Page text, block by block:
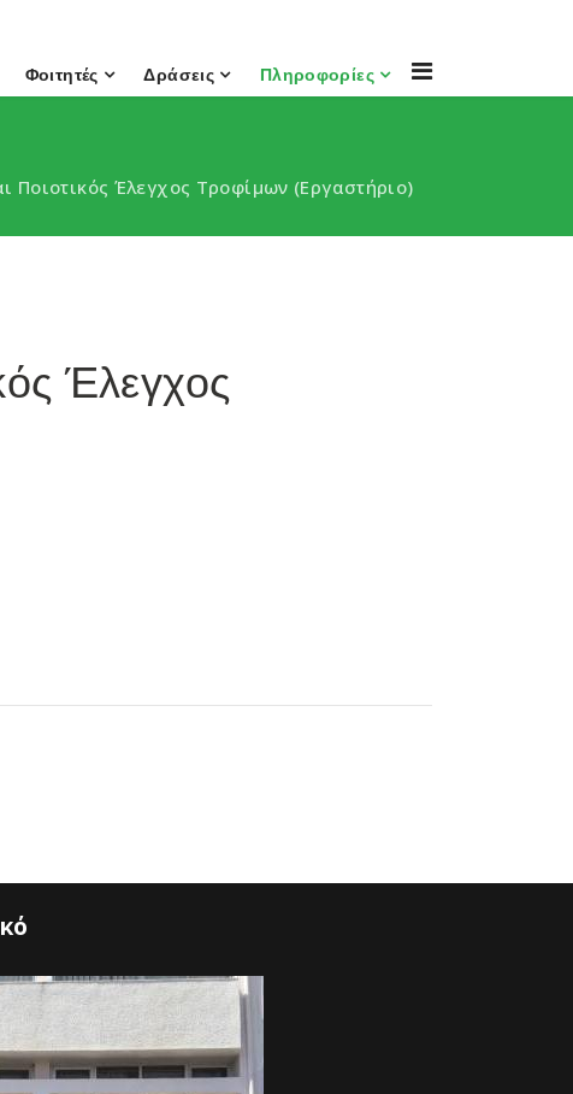
Φοιτητές Δράσεις Πληροφορίες
Ποιοτικός Έλεγχος Τροφίμων (Εργαστήριο)
Έλεγχος